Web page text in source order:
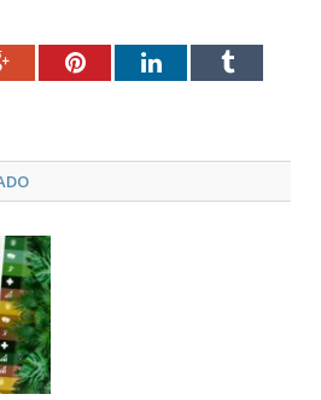
Google+PinterestLinkedInTumblr